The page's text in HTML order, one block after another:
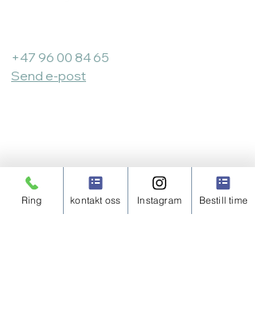
+47 96 00 84 65
Send e-post
Ring kontakt oss Instagram Bestill time